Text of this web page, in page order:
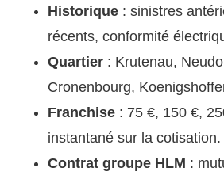
Historique : sinistres
récents, conformité
Quartier : Krutenau,
Cronenbourg,
Franchise : 75 €, 150 €,
instantané sur la cotisation.
Contrat groupe HLM :